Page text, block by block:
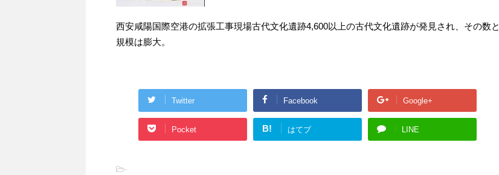
西安咸陽国際空港の拡張工事現場古代文化遺跡4,600以上の古代文化遺跡が発見され、その数と
規模は膨大。
Twitter Facebook Google+
Pocket B! はてブ LINE
-